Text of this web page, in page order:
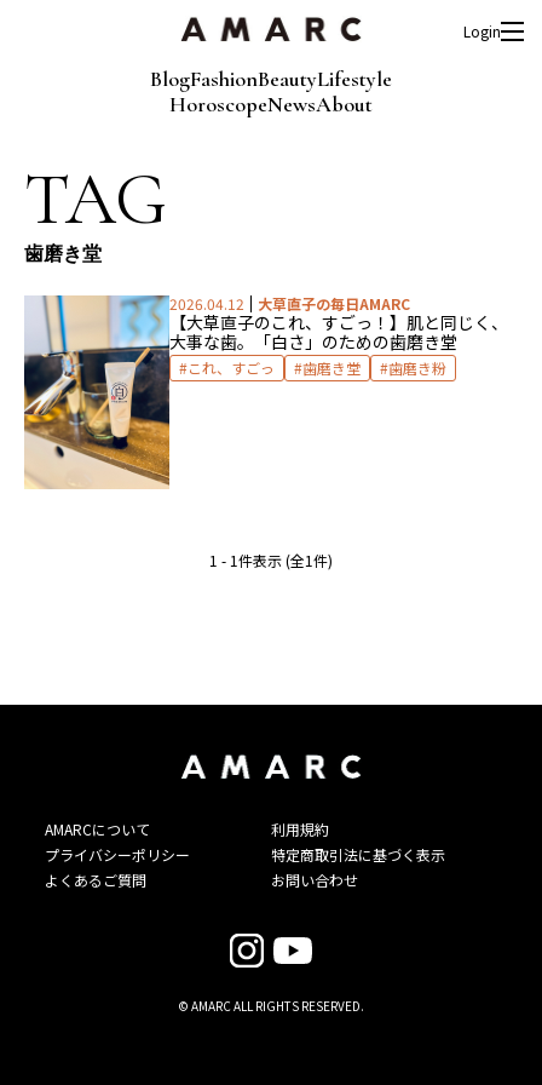
BlogFashionBeautyLifestyle
HoroscopeNewsAbout
Login
TAG
歯磨き堂
2026.04.12 大草直子の毎日AMARC
【大草直子のこれ、すごっ！】 肌と同じく、
大事な歯。
「白さ」のための歯磨き堂
これ、すごっ 歯磨き堂 歯磨き粉
1 - 1件表示 (全1件)
AMARCについて
利用規約
プライバシーポリシー
特定商取引法に基づく表示
よくあるご質問
お問い合わせ
© AMARC ALL RIGHTS RESERVED.